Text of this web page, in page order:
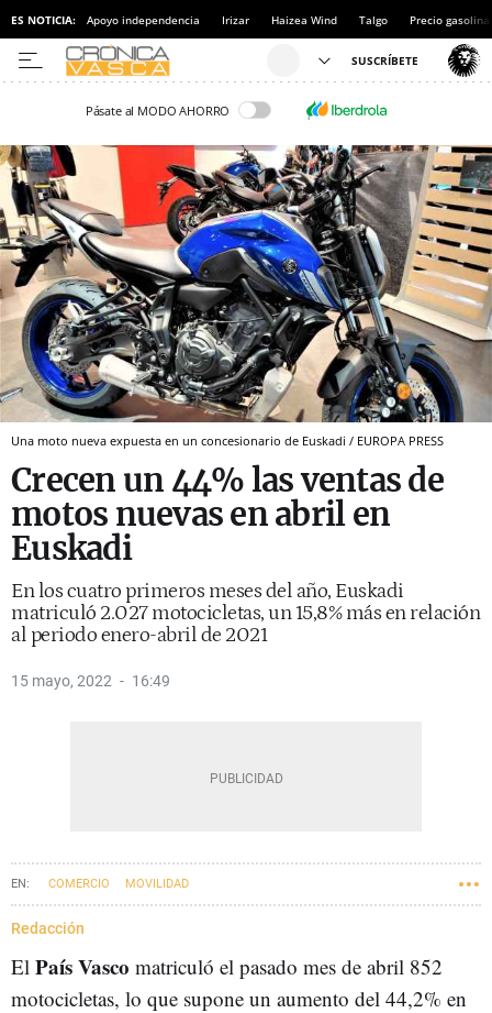
ES NOTICIA: Apoyo independencia Irizar Haizea Wind Talgo Precio gasolina
Pásate al MODO AHORRO
Una moto nueva expuesta en un concesionario de Euskadi / EUROPA PRESS
Crecen un 44% las ventas de
motos nuevas en abril en
Euskadi
En los cuatro primeros meses del año, Euskadi
matriculó 2.027 motocicletas, un 15,8% más en relación
al periodo enero-abril de 2021
15 mayo, 2022 16:49
COMERCIO MOVILIDAD
Redacción
El País Vasco matriculó el pasado mes de abril 852
motocicletas, lo que supone un aumento del 44,2% en